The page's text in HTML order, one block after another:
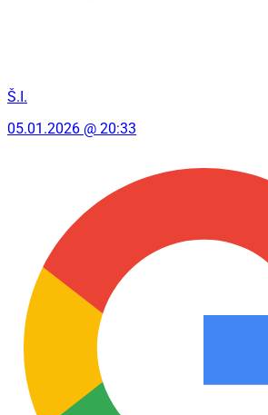
Š.I.
05.01.2026 @ 20:33